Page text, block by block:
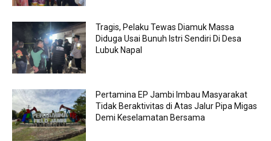
Tragis, Pelaku Tewas Diamuk Massa
Diduga Usai Bunuh Istri Sendiri Di Desa
Lubuk Napal
Pertamina EP Jambi Imbau Masyarakat
Tidak Beraktivitas di Atas Jalur Pipa Migas
Demi Keselamatan Bersama